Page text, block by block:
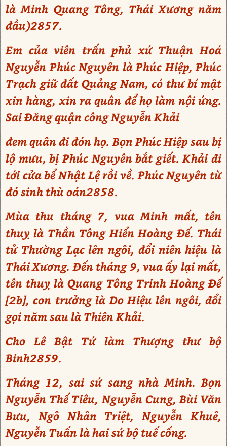
là Minh Quang Tông, Thái Xương năm
đầu)2857.
Em của viên trấn phủ xứ Thuận Hoá
Nguyễn Phúc Nguyên là Phúc Hiệp, Phúc
Trạch giữ đất Quảng Nam, có thư bí mật
xin hàng, xin ra quân để họ làm nội ứng.
Sai Đăng quận công Nguyễn Khải
đem quân đi đón họ. Bọn Phúc Hiệp sau bị
lộ mưu, bị Phúc Nguyên bắt giết. Khải đi
tới cửa bể Nhật Lệ rồi về. Phúc Nguyên từ
đó sinh thù oán2858.
Mùa thu tháng 7, vua Minh mất, tên
thuỵ là Thần Tông Hiển Hoàng Đế. Thái
tử Thường Lạc lên ngôi, đổi niên hiệu là
Thái Xương. Đến tháng 9, vua ấy lại mất,
tên thuỵ là Quang Tông Trinh Hoàng Đế
[2b], con trưởng là Do Hiệu lên ngôi, đổi
gọi năm sau là Thiên Khải.
Cho Lê Bật Tứ làm Thượng thư bộ
Binh2859.
Tháng 12, sai sứ sang nhà Minh. Bọn
Nguyễn Thế Tiêu, Nguyễn Cung, Bùi Văn
Bưu, Ngô Nhân Triệt, Nguyễn Khuê,
Nguyễn Tuấn là hai sứ bộ tuế cống.